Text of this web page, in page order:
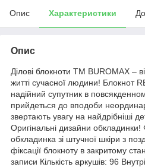
Опис Характеристики
Опис
Ділові блокноти ТМ BUROMAX –
житті сучасної людини! Блокнот
надійний супутник в
прийдеться до вподоби
звертають увагу на найдрібніші
Оригінальні дизайни
обкладинка зі штучної шкіри з
фіксації блокноту в закритому
записи Кількість аркушів: 96